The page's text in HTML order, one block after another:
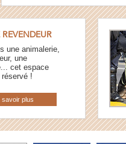
REVENDEUR
une animalerie,
une
cet espace
!
savoir plus